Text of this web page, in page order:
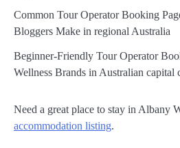
Common Tour Operator Booking
Bloggers Make in regional Australia
Beginner-Friendly Tour Operator
Wellness Brands in Australian capital
Need a great place to stay in Albany
accommodation listing.